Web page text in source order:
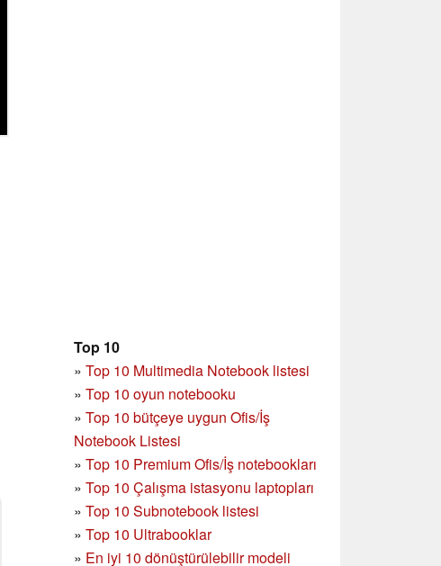
Top 10
» Top 10 Multimedia Notebook listesi
» Top 10 oyun notebooku
» Top 10 bütçeye uygun Ofis/İş
Notebook Listesi
» Top 10 Premium Ofis/İş notebookları
» Top 10 Çalışma istasyonu laptopları
» Top 10 Subnotebook listesi
» Top 10 Ultrabooklar
» En iyi 10 dönüştürülebilir modeli